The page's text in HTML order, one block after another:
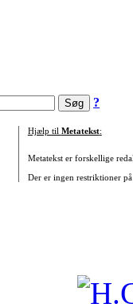
?
Hjælp til Metatekst:
Metatekst er forskellige
Der er ingen restriktioner